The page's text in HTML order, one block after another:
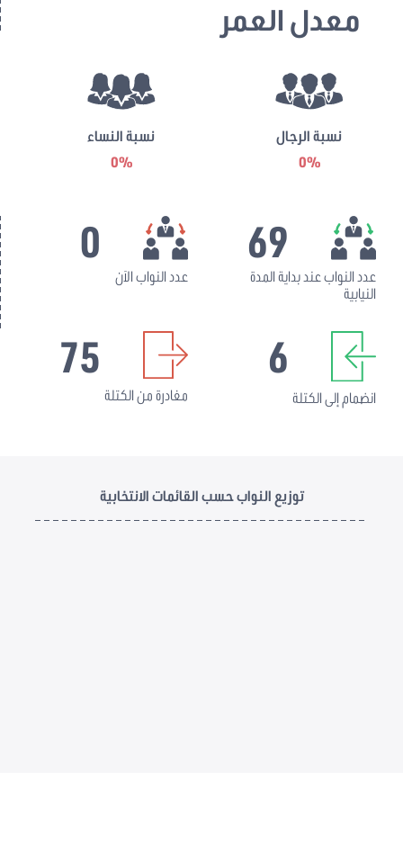
معدل العمر
نسبة الرجال
0%
نسبة النساء
0%
69
عدد النواب عند بداية المدة
النيابية
0
عدد النواب الآن
6
انضمام إلى الكتلة
75
مغادرة من الكتلة
توزيع النواب حسب القائمات الانتخابية